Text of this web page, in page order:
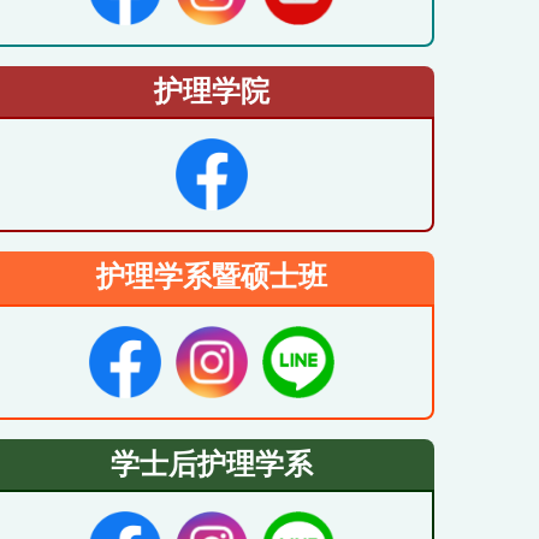
护理学院
护理学系暨硕士班
学士后护理学系